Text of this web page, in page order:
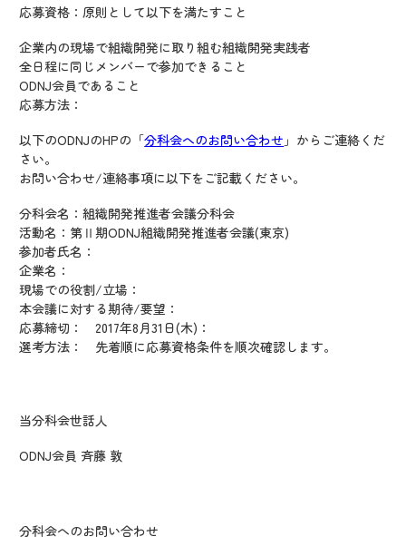
応募資格：原則として以下を満たすこと
企業内の現場で組織開発に取り組む組織開発実践者
全日程に同じメンバーで参加できること
ODNJ会員であること
応募方法：
以下のODNJのHPの「分科会へのお問い合わせ 」からご連絡くだ
さい。
お問い合わせ/連絡事項に以下をご記載ください。
分科会名：組織開発推進者会議分科会
活動名：第Ⅱ期ODNJ組織開発推進者会議(東京)
参加者氏名：
企業名：
現場での役割/立場：
本会議に対する期待/要望：
応募締切： 2017年8月31日(木)：
選考方法： 先着順に応募資格条件を順次確認します。
当分科会世話人
ODNJ会員 斉藤 敦
分科会へのお問い合わせ